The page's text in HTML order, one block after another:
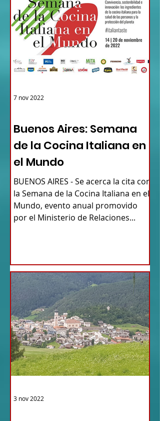
Buenos Aires: Semana
de la Cocina Italiana en
el Mundo
BUENOS AIRES - Se acerca la cita con
la Semana de la Cocina Italiana en el
Mundo, evento anual promovido
por el Ministerio de Relaciones...
7 nov 2022
3 nov 2022